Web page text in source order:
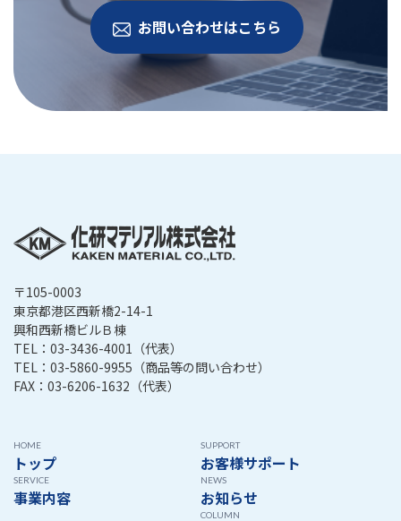
お問い合わせはこちら
〒105-0003
東京都港区西新橋2-14-1
興和西新橋ビルＢ棟
TEL： 03-3436-4001 （代表）
TEL： 03-5860-9955 （商品等の問い合わせ）
FAX：03-6206-1632（代表）
HOME
トップ
SERVICE
事業内容
SUPPORT
お客様サポート
NEWS
お知らせ
COLUMN